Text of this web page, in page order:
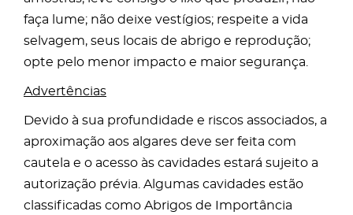
faça lume; não deixe vestígios; respeite a vida
selvagem, seus locais de abrigo e reprodução;
opte pelo menor impacto e maior segurança.
Advertências
Devido à sua profundidade e riscos associados, a
aproximação aos algares deve ser feita com
cautela e o acesso às cavidades estará sujeito a
autorização prévia. Algumas cavidades estão
classificadas como Abrigos de Importância